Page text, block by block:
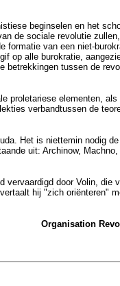
beginselen en het
de sociale revolutie
formatie van een niet-
op alle burokratie,
betrekkingen tussen de
proletariese elementen, als
verbandtussen de
Het is niettemin nodig
uit: Archinow,
vervaardigd door Volin, die
hij "zich oriënteren"
Organisation